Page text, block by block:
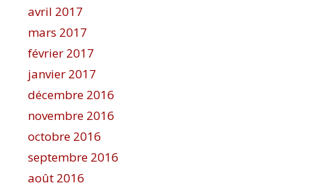
avril 2017
mars 2017
février 2017
janvier 2017
décembre 2016
novembre 2016
octobre 2016
septembre 2016
août 2016